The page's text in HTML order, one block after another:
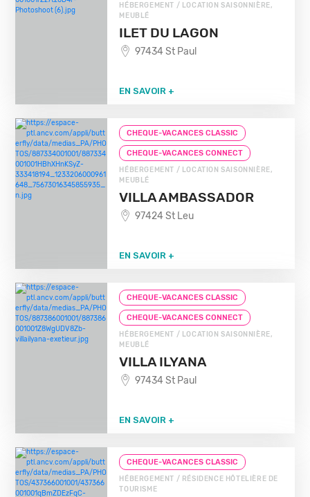
HÉBERGEMENT / LOCATION SAISONNIÈRE,
MEUBLÉ
ILET DU LAGON
97434 St Paul
EN SAVOIR +
CHEQUE-VACANCES CLASSIC
CHEQUE-VACANCES CONNECT
HÉBERGEMENT / LOCATION SAISONNIÈRE,
MEUBLÉ
VILLA AMBASSADOR
97424 St Leu
EN SAVOIR +
CHEQUE-VACANCES CLASSIC
CHEQUE-VACANCES CONNECT
HÉBERGEMENT / LOCATION SAISONNIÈRE,
MEUBLÉ
VILLA ILYANA
97434 St Paul
EN SAVOIR +
CHEQUE-VACANCES CLASSIC
HÉBERGEMENT / RÉSIDENCE HÔTELIÈRE DE
TOURISME